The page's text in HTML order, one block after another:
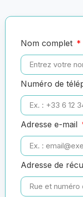
Nom complet
Numéro de
Adresse e-mail
Adresse de